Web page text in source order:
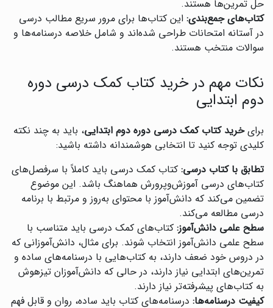
حل تمرین‌ها هستند.
کتاب‌های جمع‌بندی: این کتاب‌ها برای مرور سریع مطالب درسی
در آستانه امتحانات طراحی شده‌اند و شامل خلاصه درسنامه‌ها و
سوالات منتخب هستند.
نکات مهم در خرید کتاب کمک درسی دوره
دوم ابتدایی
برایخرید کتاب کمک درسی دوره دوم ابتدایی، باید به چند نکته
کلیدی توجه کنید تا انتخابی هوشمندانه داشته باشید:
تطابق با کتاب درسی: کتاب کمک درسی باید کاملاً با سرفصل‌های
کتاب‌های درسی آموزش‌وپرورش هماهنگ باشد. این موضوع
تضمین می‌کند که دانش‌آموز با محتوای به‌روز و مرتبط با برنامه
درسی مطالعه می‌کند.
سطح علمی دانش‌آموز: کتاب‌های کمک درسی باید متناسب با
سطح علمی دانش‌آموز انتخاب شوند. برای مثال، دانش‌آموزانی که
در دروس خود ضعف دارند، به کتاب‌هایی با درسنامه‌های ساده و
تمرین‌های ابتدایی نیاز دارند، در حالی که دانش‌آموزان تیزهوش
به کتاب‌های پیشرفته‌تر نیاز دارند.
کیفیت درسنامه‌ها: درسنامه‌های کتاب باید ساده، روان و قابل فهم